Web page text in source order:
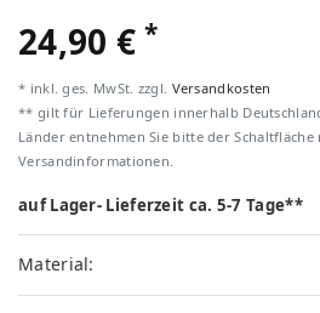
24,90 €*
* inkl. ges. MwSt. zzgl. Versandkosten
** gilt für Lieferungen innerhalb
Länder entnehmen Sie bitte der Schaltfläche
Versandinformationen.
auf Lager- Lieferzeit ca. 5-7 Tage**
Material: